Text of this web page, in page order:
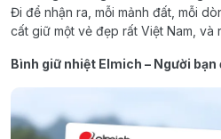
Đi để nhận ra, mỗi mảnh đất, mỗi
cất giữ một vẻ đẹp rất Việt Nam, và
Bình giữ nhiệt Elmich – Người